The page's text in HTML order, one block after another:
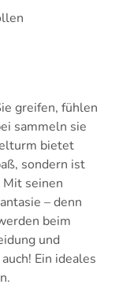
greifen, fühlen
sammeln sie
bietet
sondern ist
seinen
– denn
beim
und
Ein ideales